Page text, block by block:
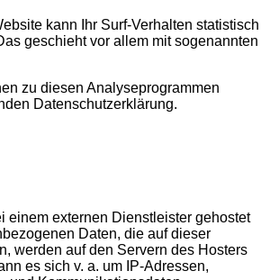
kann Ihr Surf-Verhalten statistisch
geschieht vor allem mit sogenannten
zu diesen Analyseprogrammen
Datenschutzerklärung.
einem externen Dienstleister gehostet
Daten, die auf dieser
werden auf den Servern des Hosters
es sich v. a. um IP-Adressen,